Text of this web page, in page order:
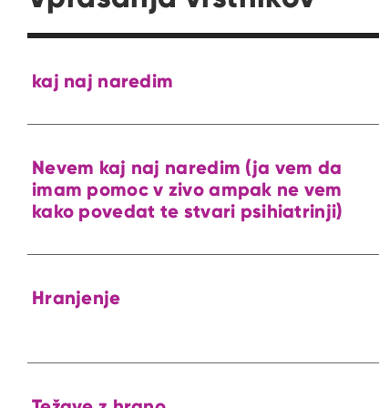
kaj naj naredim
Nevem kaj naj naredim (ja vem da
imam pomoc v zivo ampak ne vem
kako povedat te stvari psihiatrinji)
Hranjenje